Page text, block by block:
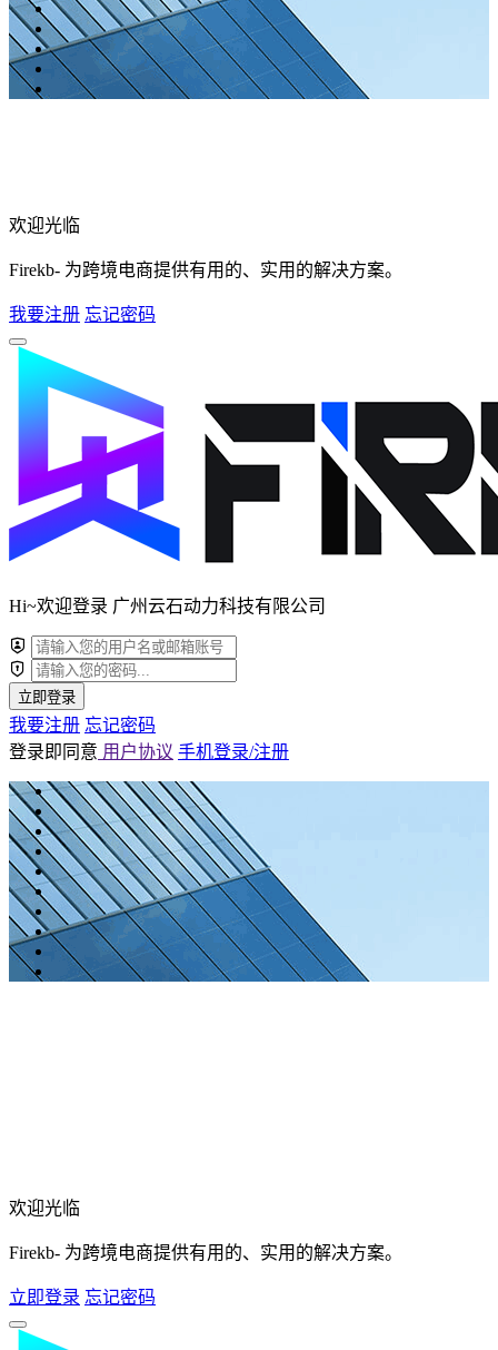
欢迎光临
Firekb- 为跨境电商提供有用的、实用的解决方案。
我要注册 忘记密码
Hi~欢迎登录 广州云石动力科技有限公司
立即登录
我要注册 忘记密码
登录即同意 用户协议 手机登录/注册
欢迎光临
Firekb- 为跨境电商提供有用的、实用的解决方案。
立即登录 忘记密码